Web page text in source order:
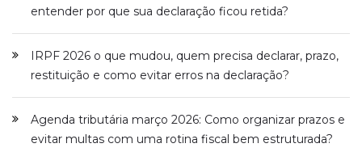
entender por que sua declaração ficou retida?
IRPF 2026 o que mudou, quem precisa declarar, prazo,
restituição e como evitar erros na declaração?
Agenda tributária março 2026: Como organizar prazos e
evitar multas com uma rotina fiscal bem estruturada?